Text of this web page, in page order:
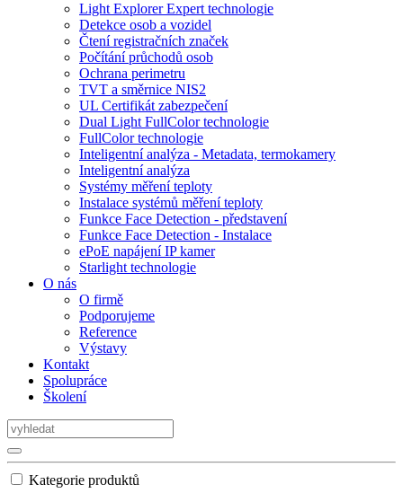
Light Explorer Expert technologie
Detekce osob a vozidel
Čtení registračních značek
Počítání průchodů osob
Ochrana perimetru
TVT a směrnice NIS2
UL Certifikát zabezpečení
Dual Light FullColor technologie
FullColor technologie
Inteligentní analýza - Metadata, termokamery
Inteligentní analýza
Systémy měření teploty
Instalace systémů měření teploty
Funkce Face Detection - představení
Funkce Face Detection - Instalace
ePoE napájení IP kamer
Starlight technologie
O nás
O firmě
Podporujeme
Reference
Výstavy
Kontakt
Spolupráce
Školení
Kategorie produktů